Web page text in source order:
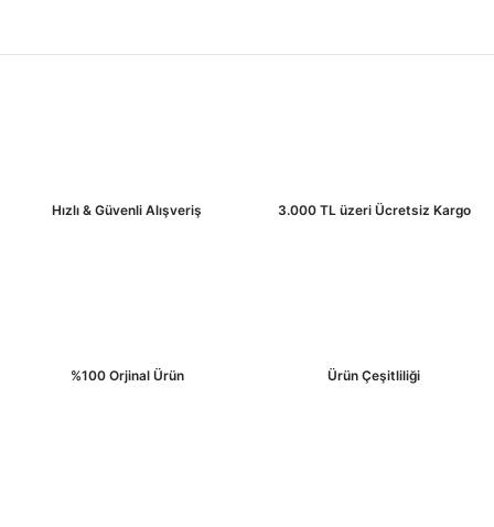
Hızlı & Güvenli Alışveriş 3.000 TL üzeri Ücretsiz Kargo
%100 Orjinal Ürün Ürün Çeşitliliği